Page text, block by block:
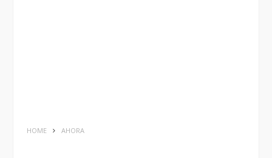
HOME AHORA